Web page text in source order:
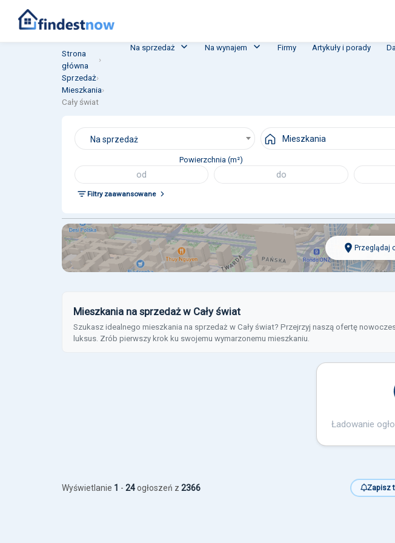
Na sprzedaż Na wynajem Firmy Artykuły i porady
Strona
główna
›
Sprzedaż›
Mieszkania›
Cały świat
Na sprzedaż Mieszkania
Powierzchnia (m²)
Filtry zaawansowane
Przeglądaj
Mieszkania na sprzedaż w Cały świat
Szukasz idealnego mieszkania na sprzedaż w Cały świat? Przejrzyj naszą ofertę
luksus. Zrób pierwszy krok ku swojemu wymarzonemu mieszkaniu.
Ładowanie
Wyświetlanie 1 - 24ogłoszeń z 2366 Zapisz